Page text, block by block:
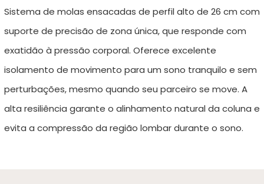
Sistema de molas ensacadas de perfil alto de 26 cm com
suporte de precisão de zona única, que responde com
exatidão à pressão corporal. Oferece excelente
isolamento de movimento para um sono tranquilo e sem
perturbações, mesmo quando seu parceiro se move. A
alta resiliência garante o alinhamento natural da coluna e
evita a compressão da região lombar durante o sono.